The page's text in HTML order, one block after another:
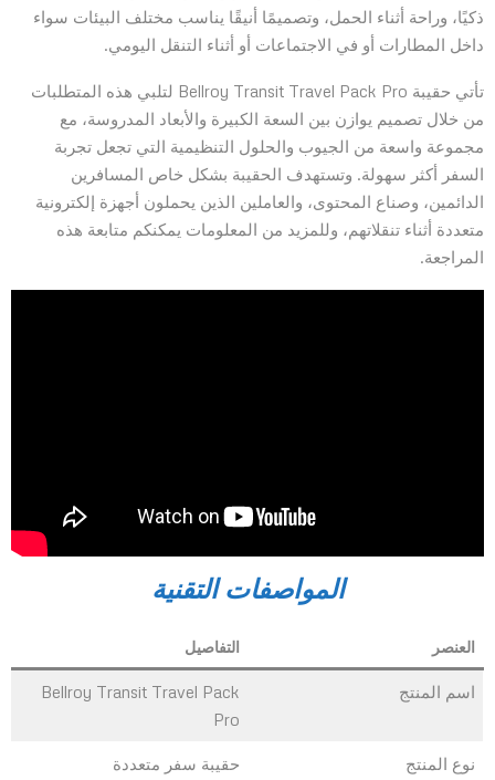
ذكيًا، وراحة أثناء الحمل، وتصميمًا أنيقًا يناسب مختلف البيئات سواء
داخل المطارات أو في الاجتماعات أو أثناء التنقل اليومي.
تأتي حقيبة Bellroy Transit Travel Pack Pro لتلبي هذه المتطلبات
من خلال تصميم يوازن بين السعة الكبيرة والأبعاد المدروسة، مع
مجموعة واسعة من الجيوب والحلول التنظيمية التي تجعل تجربة
السفر أكثر سهولة. وتستهدف الحقيبة بشكل خاص المسافرين
الدائمين، وصناع المحتوى، والعاملين الذين يحملون أجهزة إلكترونية
متعددة أثناء تنقلاتهم، وللمزيد من المعلومات يمكنكم متابعة هذه
المراجعة.
المواصفات التقنية
العنصر التفاصيل
اسم المنتج
Bellroy Transit Travel Pack
Pro
نوع المنتج
حقيبة سفر متعددة